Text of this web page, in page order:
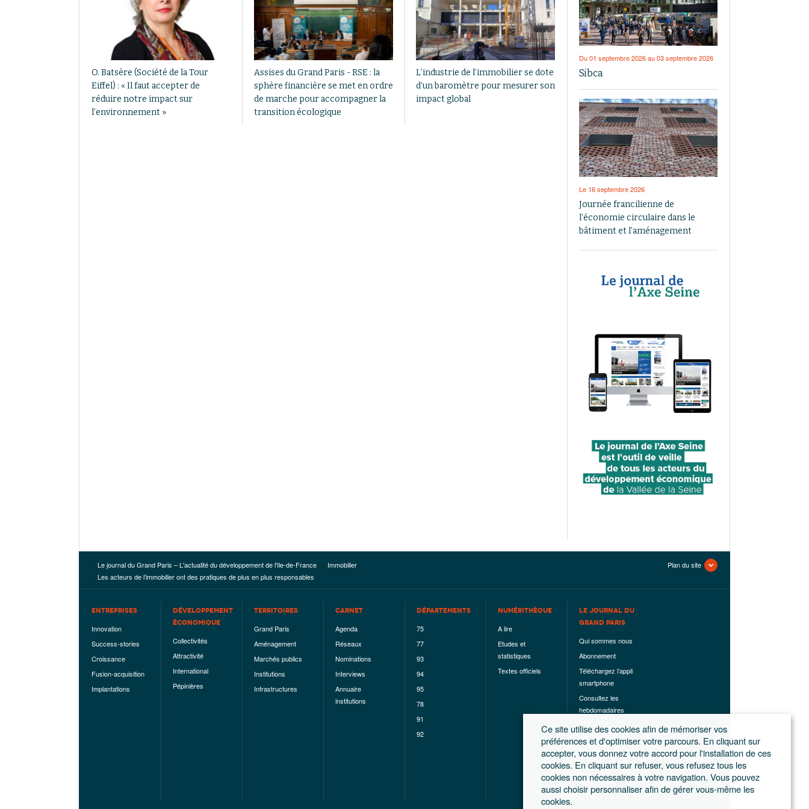
O. Batsère (Société de la Tour
Eiffel) : « Il faut accepter de
réduire notre impact sur
l’environnement »
Assises du Grand Paris - RSE : la
sphère financière se met en ordre
de marche pour accompagner la
transition écologique
L’industrie de l’immobilier se dote
d’un baromètre pour mesurer son
impact global
Du 01 septembre 2026 au 03 septembre 2026
Sibca
Le 16 septembre 2026
Journée francilienne de
l’économie circulaire dans le
bâtiment et l’aménagement
Le journal du Grand Paris – L'actualité du développement de l'Ile-de-France
Immobilier
Les acteurs de l’immobilier ont des pratiques de plus en plus responsables
Plan du site
ENTREPRISES
Innovation
Success-stories
Croissance
Fusion-acquisition
Implantations
DÉVELOPPEMENT
ÉCONOMIQUE
Collectivités
Attractivité
International
Pépinières
TERRITOIRES
Grand Paris
Aménagement
Marchés publics
Institutions
Infrastructures
CARNET
Agenda
Réseaux
Nominations
Interviews
Annuaire
institutions
DÉPARTEMENTS
75
77
93
94
95
78
91
92
NUMÉRITHÈQUE
A lire
Etudes et
statistiques
Textes officiels
LE JOURNAL DU
GRAND PARIS
Qui sommes nous
Abonnement
Téléchargez l’appli
smartphone
Consultez les
hebdomadaires
Les hors-séries
Mentions légales
Conditions
générales de
ventes
Ce site utilise des cookies afin de mémoriser vos
préférences et d'optimiser votre parcours. En cliquant sur
accepter, vous donnez votre accord pour l'installation de ces
cookies. En cliquant sur refuser, vous refusez tous les
cookies non nécessaires à votre navigation. Vous pouvez
aussi choisir personnaliser afin de gérer vous-même les
cookies.